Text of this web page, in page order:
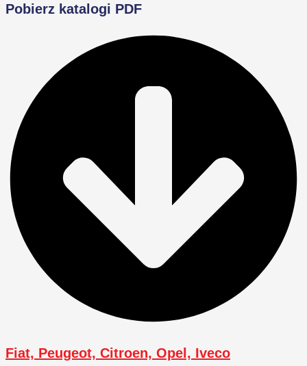
Pobierz katalogi PDF
Fiat, Peugeot, Citroen, Opel, Iveco